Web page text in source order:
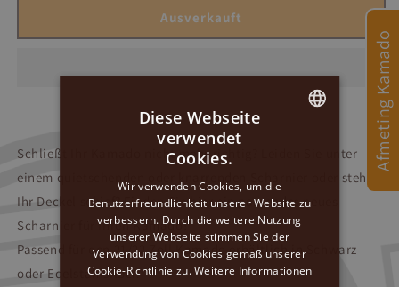
Ausverkauft
Schließt Ihr Kamado nicht mehr richtig? Leiden Sie unter
einem quietschenden oder knarrenden Scharnier oder steht
Ihr Deckel schief? Finden Sie hier ein passendes neues
Scharnier für Ihren Kamado!
Passend für den 21/22 Zoll Kamadoerhältlich in Schwarz
oder Edelstahlsilber.
ENGLISH
Diese Webseite
verwendet
Cookies.
Wir verwenden Cookies, um die
Benutzerfreundlichkeit unserer Website zu
verbessern. Durch die weitere Nutzung
unserer Webseite stimmen Sie der
Verwendung von Cookies gemäß unserer
Cookie-Richtlinie zu.Weitere Informationen
Afmeting Kamado